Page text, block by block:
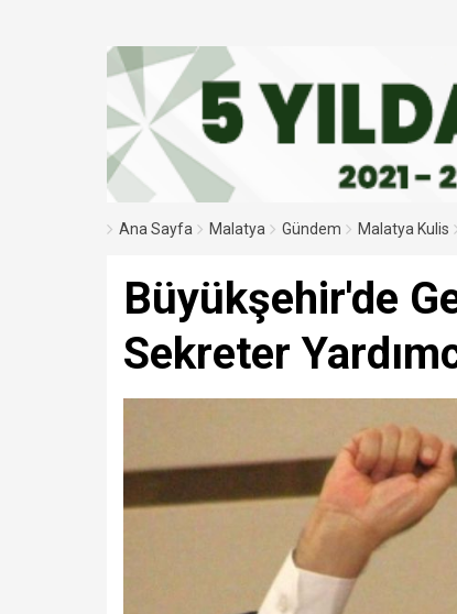
"Hizmetlerimizi
Malatya'da
Ana Sayfa Malatya Gündem Malatya Kulis
Büyükşehir'de
Sekreter